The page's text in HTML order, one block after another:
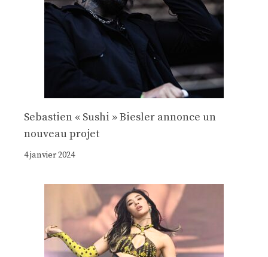
Sebastien « Sushi » Biesler annonce un
nouveau projet
4 janvier 2024